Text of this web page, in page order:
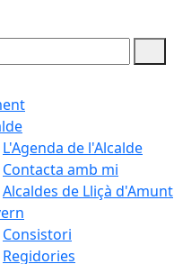
L'Agenda de l'Alcalde
Contacta amb mi
Alcaldes de Lliçà d'Amunt
Consistori
Regidories